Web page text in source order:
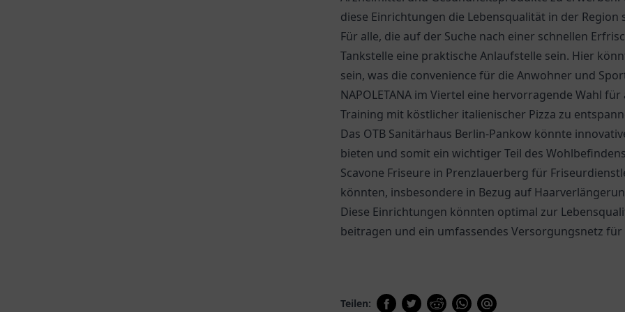
diese Einrichtungen die Lebensqualität in der Region
Für alle, die auf der Suche nach einer schnellen
Tankstelle eine praktische Anlaufstelle sein. Hier
sein, was die convenience für die Anwohner und
NAPOLETANA im Viertel eine hervorragende Wahl
Training mit köstlicher italienischer Pizza zu
Das OTB Sanitärhaus Berlin-Pankow könnte
bieten und somit ein wichtiger Teil des
Scavone Friseure in Prenzlauerberg für
könnten, insbesondere in Bezug auf
Diese Einrichtungen könnten optimal zur
beitragen und ein umfassendes Versorgungsnetz
Teilen: